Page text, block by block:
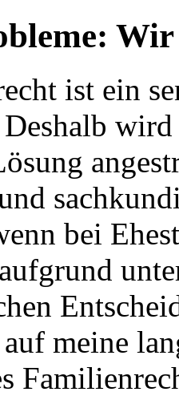
Wir
ist ein
bei
meine